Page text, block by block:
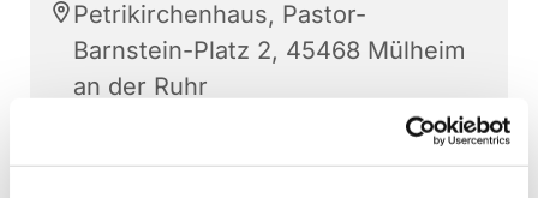
Petrikirchenhaus, Pastor-
Barnstein-Platz 2, 45468 Mülheim
an der Ruhr